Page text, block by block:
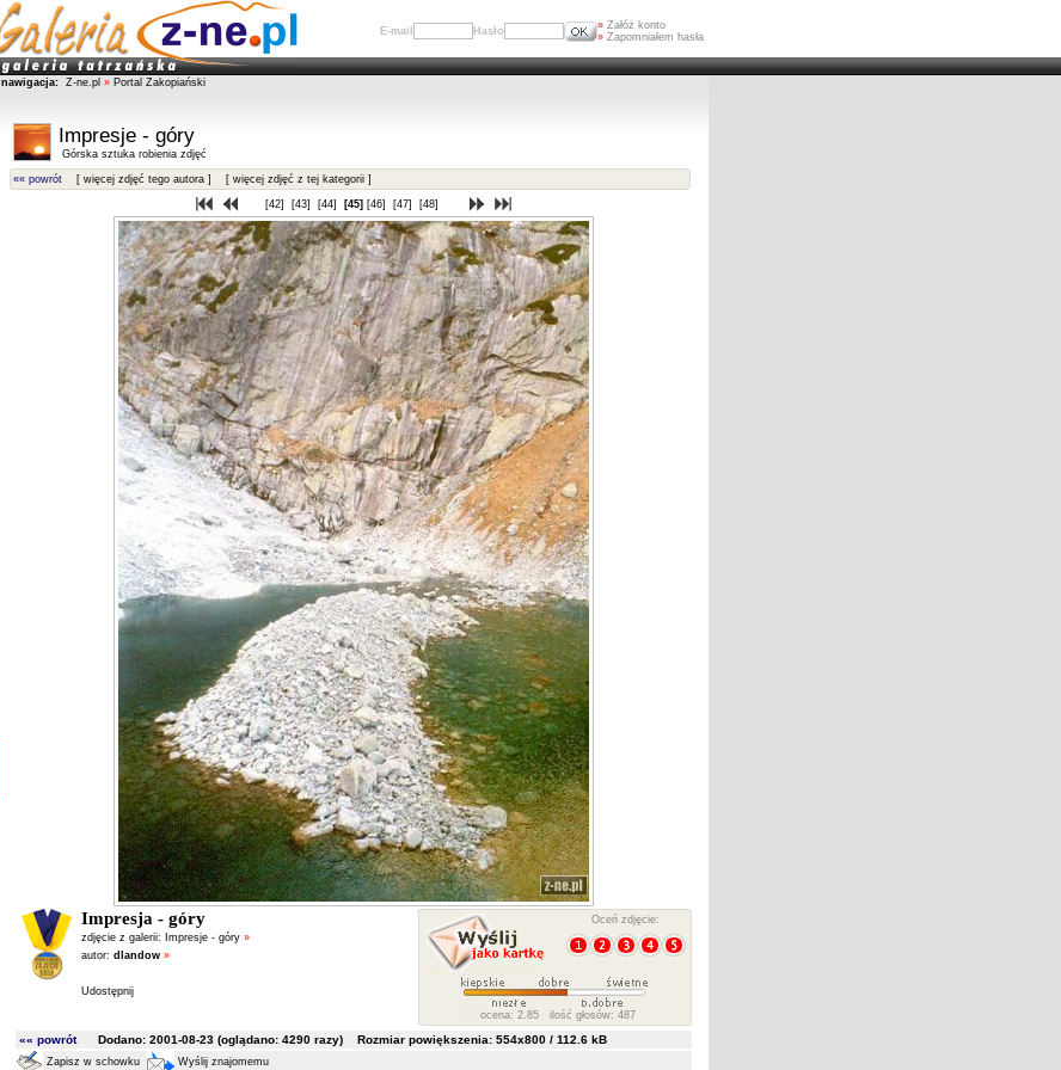
E-mail Hasło » Załóż konto
» Zapomniałem hasła
nawigacja: Z-ne.pl » Portal Zakopiański
Impresje - góry
Górska sztuka robienia zdjęć
«« powrót [ więcej zdjęć tego autora ] [ więcej zdjęć z tej kategorii ]
[42] [43] [44] [45] [46] [47] [48]
Impresja - góry
zdjęcie z galerii: Impresje - góry »
autor: dlandow »
Udostępnij
Oceń zdjęcie:
ocena: 2.85 ilość głosów: 487
«« powrótDodano: 2001-08-23 (oglądano: 4290razy) Rozmiar powiększenia: 554x800 / 112.6 kB
Zapisz w schowku Wyślij znajomemu